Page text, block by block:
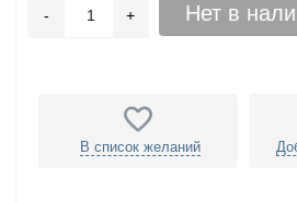
+
- Нет в
В список желаний